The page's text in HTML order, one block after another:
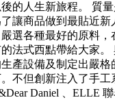
的人生新旅程。 質
讓商品做到最貼近新
選各種最好的原料，
法式西點帶給大家。
產設備及制定出嚴格
不但創新注入了手工
Daniel 、ELLE